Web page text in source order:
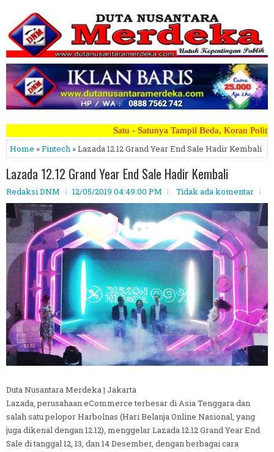
- Satunya Tampil Beda, Koran Politik Paling Berani Mengkritik
Home »Fintech » Lazada 12.12 Grand Year End Sale Hadir Kembali
Lazada 12.12 Grand Year End Sale Hadir Kembali
Redaksi DNM 12/05/2019 04:49:00 PM Tidak ada komentar
Duta Nusantara Merdeka | Jakarta
Lazada, perusahaan eCommerce terbesar di Asia Tenggara dan
salah satu pelopor Harbolnas (Hari Belanja Online Nasional, yang
juga dikenal dengan 12.12), menggelar Lazada 12.12 Grand Year End
Sale di tanggal 12, 13, dan 14 Desember, dengan berbagai cara